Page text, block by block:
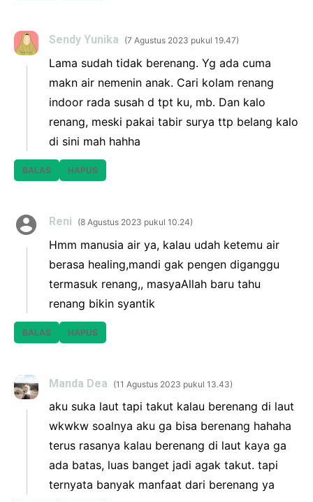
Sendy Yunika 7 Agustus 2023 pukul 19.47
Lama sudah tidak berenang. Yg ada cuma
makn air nemenin anak. Cari kolam renang
indoor rada susah d tpt ku, mb. Dan kalo
renang, meski pakai tabir surya ttp belang kalo
di sini mah hahha
BALAS HAPUS
Reni 8 Agustus 2023 pukul 10.24
Hmm manusia air ya, kalau udah ketemu air
berasa healing,mandi gak pengen diganggu
termasuk renang,, masyaAllah baru tahu
renang bikin syantik
BALAS HAPUS
Manda Dea 11 Agustus 2023 pukul 13.43
aku suka laut tapi takut kalau berenang di laut
wkwkw soalnya aku ga bisa berenang hahaha
terus rasanya kalau berenang di laut kaya ga
ada batas, luas banget jadi agak takut. tapi
ternyata banyak manfaat dari berenang ya